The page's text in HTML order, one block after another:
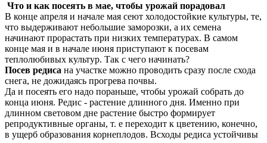
Что и как посеять в мае, чтобы урожай порадовал
В конце апреля и начале мая сеют холодостойкие культуры, те,
что выдерживают небольшие заморозки, а их семена
начинают прорастать при низких температурах. В самом
конце мая и в начале июня приступают к посевам
теплолюбивых культур. Так с чего начинать?
Посев редиса на участке можно проводить сразу после схода
снега, не дожидаясь прогрева почвы.
Да и посеять его надо пораньше, чтобы урожай собрать до
конца июня. Редис - растение длинного дня. Именно при
длинном световом дне растение быстро формирует
репродуктивные органы, т. е переходит к цветению, конечно,
в ущерб образования корнеплодов. Всходы редиса устойчивы